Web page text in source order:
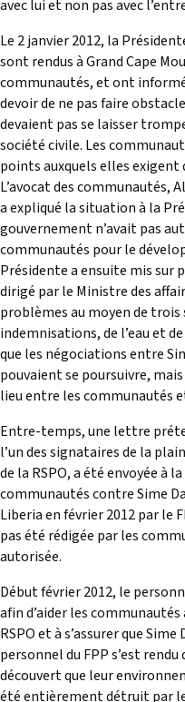
avec lui et non pas avec
Le 2 janvier 2012, la
sont rendus à Grand Cape
communautés, et ont
devoir de ne pas faire
devaient pas se laisser
société civile. Les
points auxquels elles
L’avocat des communautés,
a expliqué la situation à la
gouvernement n’avait pas
communautés pour le
Présidente a ensuite mis
dirigé par le Ministre des
problèmes au moyen de
indemnisations, de l’eau et
que les négociations entre
pouvaient se poursuivre,
lieu entre les communautés
Entre-temps, une lettre
l’un des signataires de la
de la RSPO, a été envoyée à
communautés contre Sime
Liberia en février 2012 par le
pas été rédigée par les
autorisée.
Début février 2012, le
afin d’aider les
RSPO et à s’assurer que
personnel du FPP s’est
découvert que leur
été entièrement détruit par